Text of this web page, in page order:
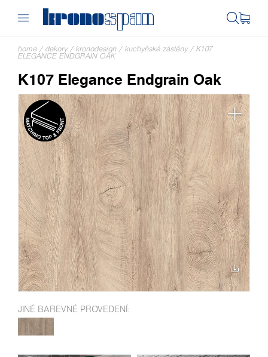
home / dekory / kronodesign / kuchyňské zástěny / K107
ELEGANCE ENDGRAIN OAK
K107 Elegance Endgrain Oak
JINÉ BAREVNÉ PROVEDENÍ: